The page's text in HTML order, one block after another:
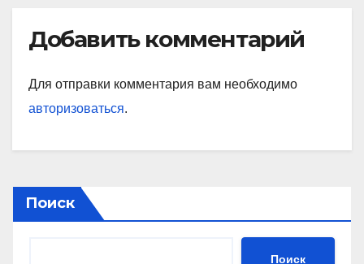
Добавить комментарий
Для отправки комментария вам необходимо
авторизоваться.
Поиск
Поиск